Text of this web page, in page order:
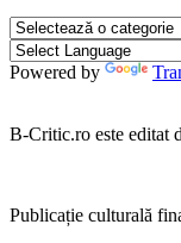
Categorii
Powered by
B-Critic.ro este editat
Publicație culturală